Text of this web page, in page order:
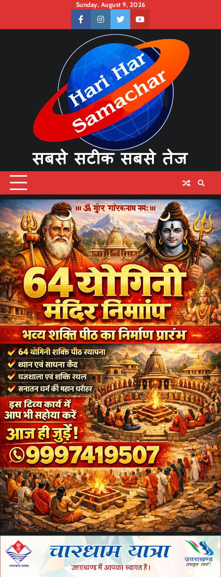
content
Sunday, August 9, 2026
facebookinstagramtwitteryoutube